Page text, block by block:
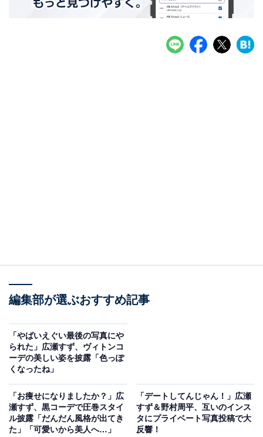
編集部が選ぶおすすめ記事
「やばいえぐい最後の写真にや
られた」広瀬すず、ヴィトンコ
ーデの美しい姿を披露「色っぽ
くなったね」
「お痩せになりましたか？」広
瀬すず、黒コーデで圧巻スタイ
ル披露「だんだん風格が出てき
た」「可愛いから美人へ…」
「デートしてんじゃん！」広瀬
すず＆野村周平、互いのインス
タにプライベート写真投稿で大
反響！